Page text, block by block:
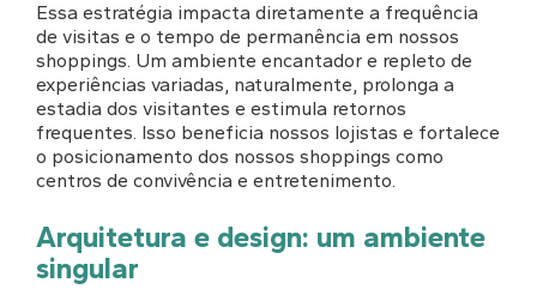
Essa estratégia impacta diretamente a frequência
de visitas e o tempo de permanência em nossos
shoppings. Um ambiente encantador e repleto de
experiências variadas, naturalmente, prolonga a
estadia dos visitantes e estimula retornos
frequentes. Isso beneficia nossos lojistas e fortalece
o posicionamento dos nossos shoppings como
centros de convivência e entretenimento.
Arquitetura e design: um ambiente
singular